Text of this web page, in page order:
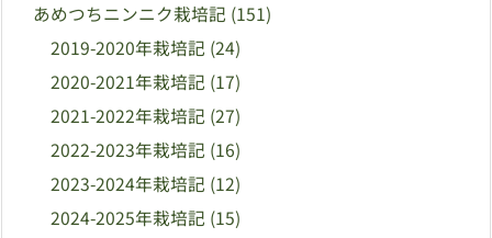
あめつちニンニク栽培記 (151)
2019-2020年栽培記 (24)
2020-2021年栽培記 (17)
2021-2022年栽培記 (27)
2022-2023年栽培記 (16)
2023-2024年栽培記 (12)
2024-2025年栽培記 (15)